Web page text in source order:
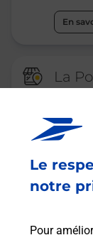
Le
notre
Pour
En
La
MAIRIE
40170